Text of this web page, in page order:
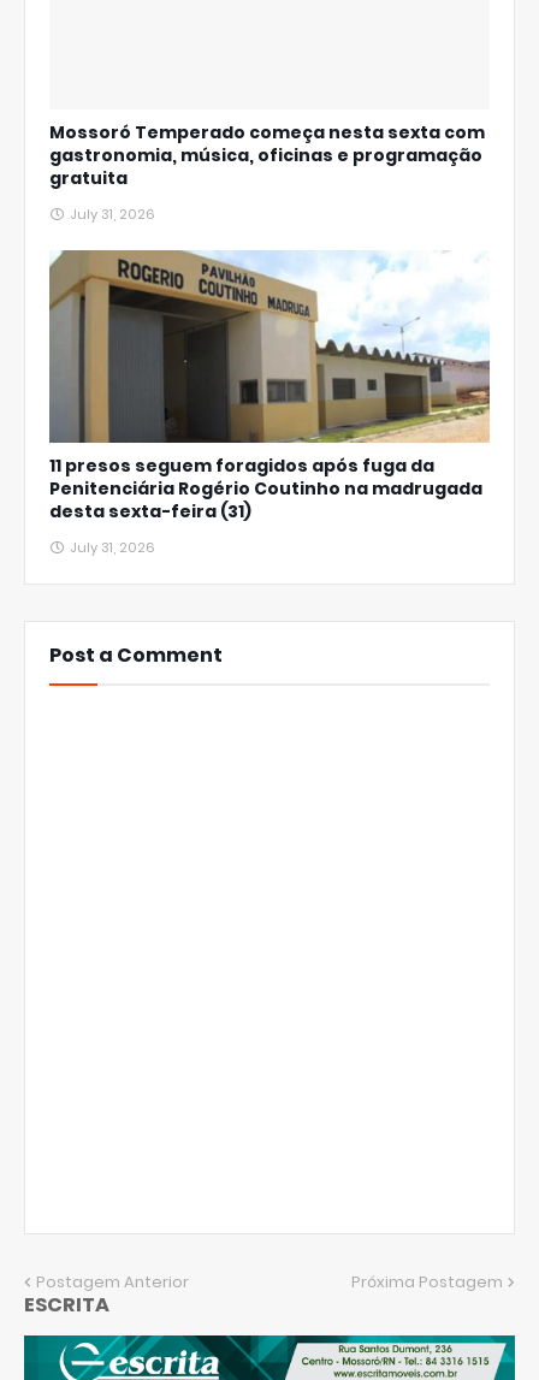
Mossoró Temperado começa nesta sexta com
gastronomia, música, oficinas e programação
gratuita
July 31, 2026
11 presos seguem foragidos após fuga da
Penitenciária Rogério Coutinho na madrugada
desta sexta-feira (31)
July 31, 2026
Post a Comment
Postagem Anterior Próxima Postagem
ESCRITA